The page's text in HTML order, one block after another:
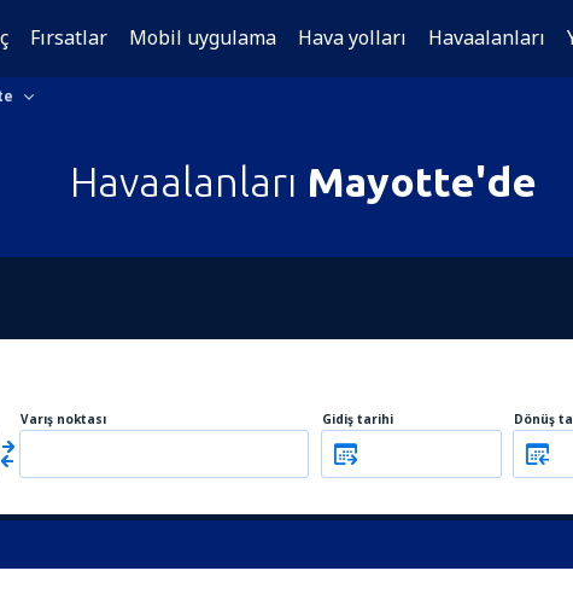
Fırsatlar Mobil uygulama Hava yolları Havaalanları
Havaalanları Mayotte'de
Varış noktası Gidiş tarihi Dönüş